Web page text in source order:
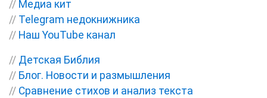
// Медиа кит
// Telegram недокнижника
// Наш YouTube канал
// Детская Библия
// Блог. Новости и размышления
// Сравнение стихов и анализ текста